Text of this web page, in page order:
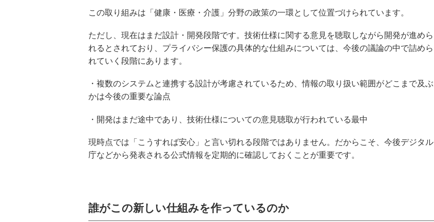
この取り組みは「健康・医療・介護」分野の政策の一環として位置づけられています。
ただし、現在はまだ設計・開発段階です。技術仕様に関する意見を聴取しながら開発が進めら
れるとされており、プライバシー保護の具体的な仕組みについては、今後の議論の中で詰めら
れていく段階にあります。
・複数のシステムと連携する設計が考慮されているため、情報の取り扱い範囲がどこまで及ぶ
かは今後の重要な論点
・開発はまだ途中であり、技術仕様についての意見聴取が行われている最中
現時点では「こうすれば安心」と言い切れる段階ではありません。だからこそ、今後デジタル
庁などから発表される公式情報を定期的に確認しておくことが重要です。
誰がこの新しい仕組みを作っているのか